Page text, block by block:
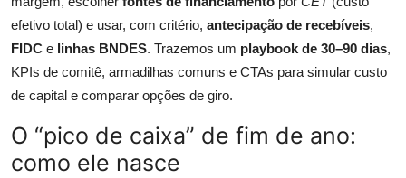
efetivo total) e usar, com critério, antecipação de recebíveis,
FIDC e linhas BNDES. Trazemos um playbook de 30–90 dias,
KPIs de comitê, armadilhas comuns e CTAs para simular custo
de capital e comparar opções de giro.
O “pico de caixa” de fim de ano:
como ele nasce